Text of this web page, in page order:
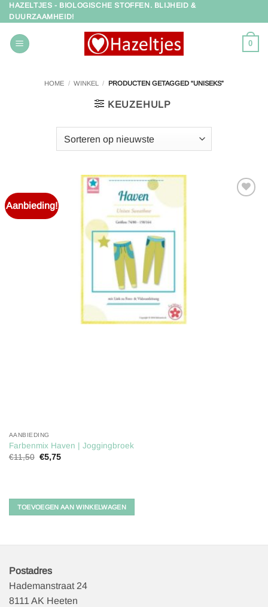
Ga
naar
inhoud
HAZELTJES - BIOLOGISCHE STOFFEN. BLIJHEID &
DUURZAAMHEID!
0
HOME / WINKEL / PRODUCTEN GETAGGED “UNISEKS”
KEUZEHULP
Aanbieding!
AANBIEDING
Farbenmix Haven | Joggingbroek
€11,50 Oorspronkelijke
€5,75Huidige
TOEVOEGEN AAN WINKELWAGEN
Postadres
Hademanstraat 24
8111 AK Heeten